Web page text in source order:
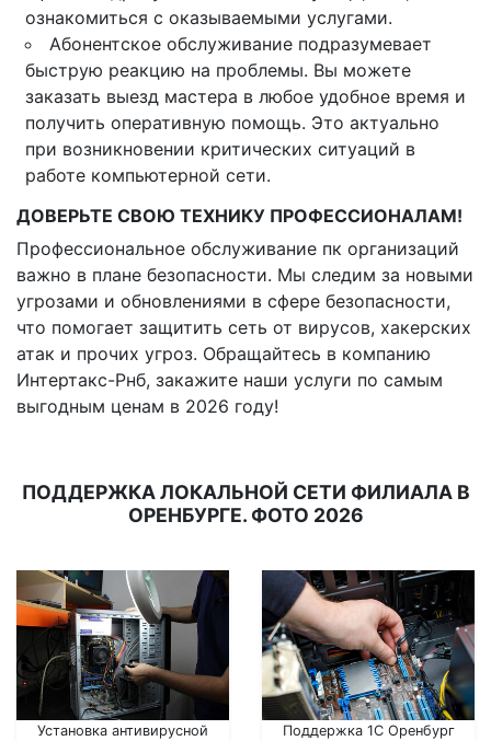
ознакомиться с оказываемыми услугами.
Абонентское обслуживание подразумевает
быструю реакцию на проблемы. Вы можете
заказать выезд мастера в любое удобное время и
получить оперативную помощь. Это актуально
при возникновении критических ситуаций в
работе компьютерной сети.
ДОВЕРЬТЕ СВОЮ ТЕХНИКУ ПРОФЕССИОНАЛАМ!
Профессиональное обслуживание пк организаций
важно в плане безопасности. Мы следим за новыми
угрозами и обновлениями в сфере безопасности,
что помогает защитить сеть от вирусов, хакерских
атак и прочих угроз. Обращайтесь в компанию
Интертакс-Рнб, закажите наши услуги по самым
выгодным ценам в 2026 году!
ПОДДЕРЖКА ЛОКАЛЬНОЙ СЕТИ ФИЛИАЛА В
ОРЕНБУРГЕ. ФОТО 2026
Установка антивирусной
Поддержка 1С Оренбург